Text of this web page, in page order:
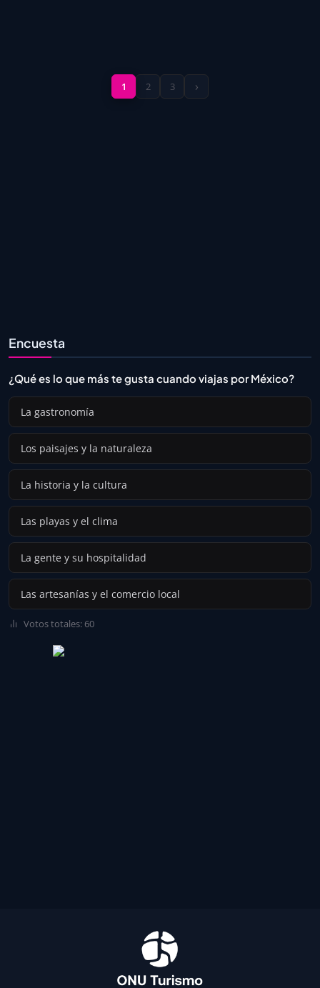
1 2 3 ›
Encuesta
¿Qué es lo que más te gusta cuando viajas por México?
La gastronomía
Los paisajes y la naturaleza
La historia y la cultura
Las playas y el clima
La gente y su hospitalidad
Las artesanías y el comercio local
Votos totales: 60